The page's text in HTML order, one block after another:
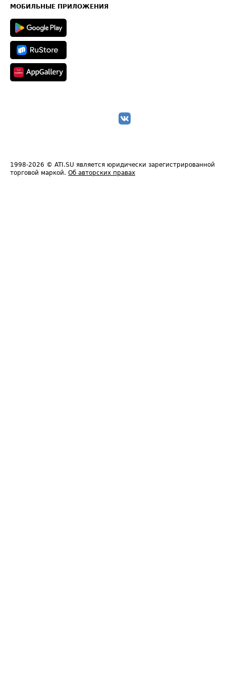
Техническая информация
МОБИЛЬНЫЕ ПРИЛОЖЕНИЯ
1998-2026 © ATI.SU является юридически зарегистрированной
торговой маркой. Об авторских правах